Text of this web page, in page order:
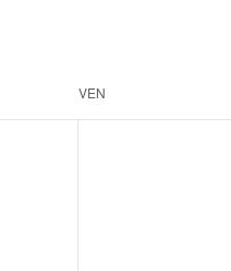
VEN